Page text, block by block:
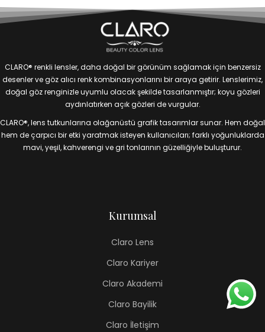
CLARO® renkli lensler, daha doğal bir görünüm sağlamak için benzersiz
desenler ve göz alıcı renk kombinasyonlarını bir araya getirir. Lenslerimiz,
doğal göz renginizle uyumlu olacak şekilde tasarlanmıştır; koyu gözleri
aydınlatırken açık gözleri de vurgular.
CLARO®, lens tutkunlarına olağanüstü grafik tasarımlar sunar. Hem doğal
hem de çarpıcı bir etki yaratmak isteyen kullanıcıları; farklı yoğunluklarda
mavi, yeşil, kahverengi ve gri tonlarının güzelliğiyle buluşturur.
Kurumsal
Claro Lens
Claro Kariyer
Claro Akademi
Claro Bayilik
Claro İletişim